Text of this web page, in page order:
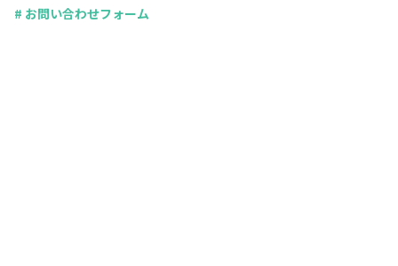
# お問い合わせフォーム